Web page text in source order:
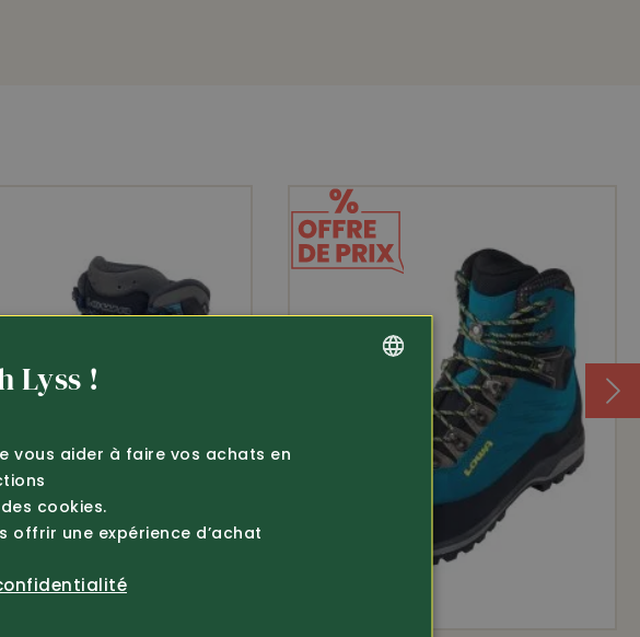
Lyss !
vous aider à faire vos achats en
cookies.
offrir une expérience d’achat